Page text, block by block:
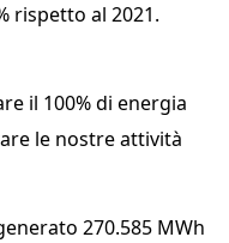
rispetto al 2021.
il 100% di energia
le nostre attività
270.585 MWh